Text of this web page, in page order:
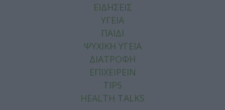
ΕΙΔΗΣΕΙΣ
ΥΓΕΙΑ
ΠΑΙΔΙ
ΨΥΧΙΚΗ ΥΓΕΙΑ
ΔΙΑΤΡΟΦΗ
ΕΠΙΧΕΙΡΕΙΝ
TIPS
HEALTH TALKS